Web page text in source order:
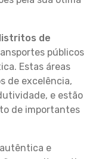
de
públicos
Estas áreas
de excelência,
e estão
de importantes
e